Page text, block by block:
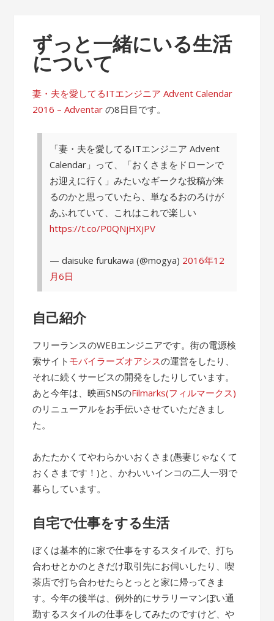
ずっと一緒にいる生活
について
妻・夫を愛してるITエンジニア Advent Calendar
2016 – Adventar の8日目です。
「妻・夫を愛してるITエンジニア Advent
Calendar」って、「おくさまをドローンで
お迎えに行く」みたいなギークな投稿が来
るのかと思っていたら、単なるおのろけが
あふれていて、これはこれで楽しい
https://t.co/P0QNjHXjPV
— daisuke furukawa (@mogya) 2016年12
月6日
自己紹介
フリーランスのWEBエンジニアです。街の電源検
索サイト モバイラーズオアシスの運営をしたり、
それに続くサービスの開発をしたりしています。
あと今年は、映画SNSのFilmarks(フィルマークス)
のリニューアルをお手伝いさせていただきまし
た。
あたたかくてやわらかいおくさま(愚妻じゃなくて
おくさまです！)と、かわいいインコの二人一羽で
暮らしています。
自宅で仕事をする生活
ぼくは基本的に家で仕事をするスタイルで、打ち
合わせとかのときだけ取引先にお伺いしたり、喫
茶店で打ち合わせたらとっとと家に帰ってきま
す。今年の後半は、例外的にサラリーマンぽい通
勤するスタイルの仕事をしてみたのですけど、や